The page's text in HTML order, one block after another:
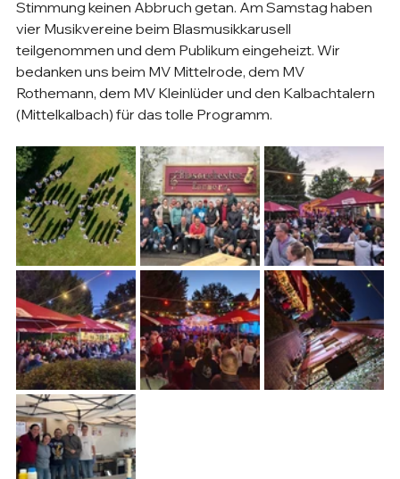
Stimmung keinen Abbruch getan. Am Samstag haben
vier Musikvereine beim Blasmusikkarusell
teilgenommen und dem Publikum eingeheizt. Wir
bedanken uns beim MV Mittelrode, dem MV
Rothemann, dem MV Kleinlüder und den Kalbachtalern
(Mittelkalbach) für das tolle Programm.